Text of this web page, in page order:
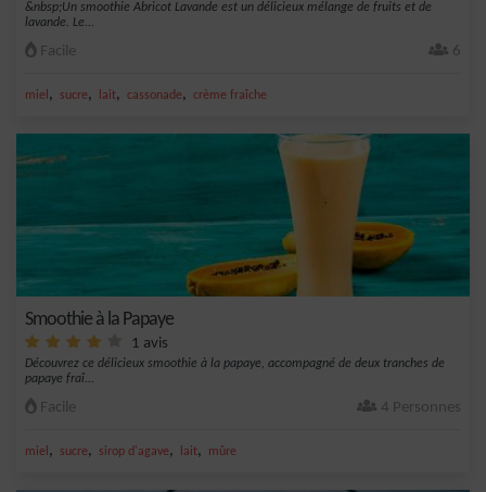
&nbsp;Un smoothie Abricot Lavande est un délicieux mélange de fruits et de
lavande. Le...
Facile 6
miel , sucre, lait, cassonade, crème fraîche
Smoothie à la Papaye
1 avis
Découvrez ce délicieux smoothie à la papaye, accompagné de deux tranches de
papaye fraî...
Facile 4 Personnes
miel , sucre, sirop d'agave, lait, mûre